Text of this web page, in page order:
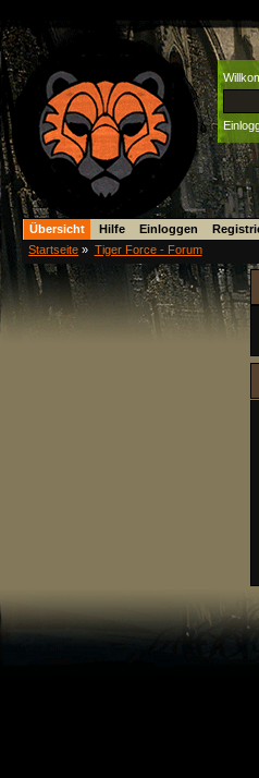
Übersicht Hilfe Einloggen
Startseite » Tiger Force - Forum